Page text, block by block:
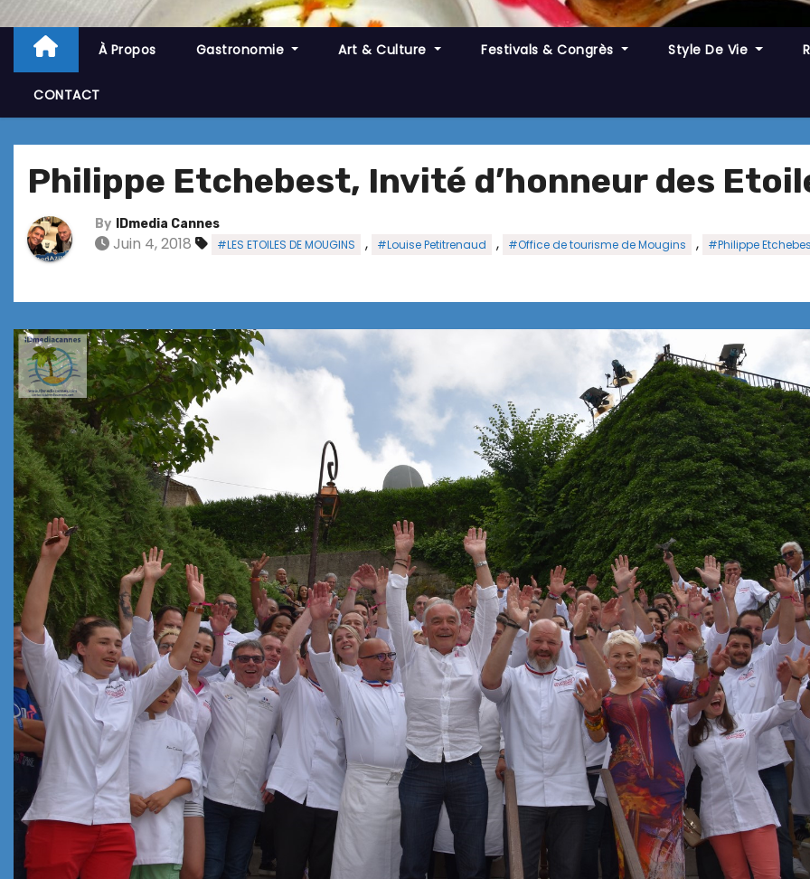
À Propos Gastronomie Art & Culture Festivals & Congrès Style De Vie
CONTACT
Philippe Etchebest, Invité d’honneur des
By IDmedia Cannes
Juin 4, 2018 #LES ETOILES DE MOUGINS , #Louise Petitrenaud , #Office de tourisme de Mougins , #Philippe